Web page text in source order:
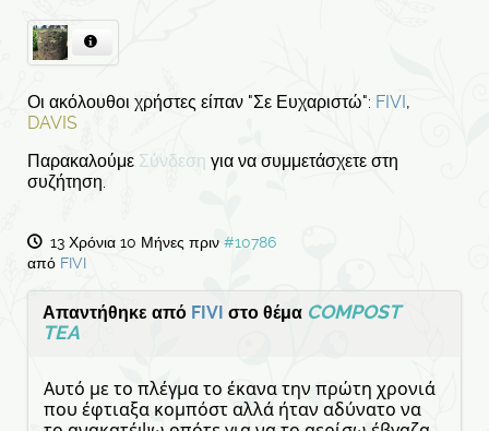
Οι ακόλουθοι χρήστες είπαν "Σε Ευχαριστώ": FIVI,
DAVIS
Παρακαλούμε Σύνδεση για να συμμετάσχετε στη
συζήτηση.
13 Χρόνια 10 Μήνες πριν #10786
από FIVI
Απαντήθηκε από FIVI στο θέμα COMPOST
TEA
Αυτό με το πλέγμα το έκανα την πρώτη χρονιά
που έφτιαξα κομπόστ αλλά ήταν αδύνατο να